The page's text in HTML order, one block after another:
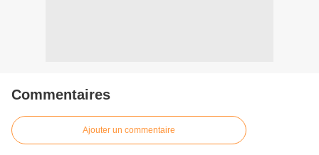
Commentaires
Ajouter un commentaire